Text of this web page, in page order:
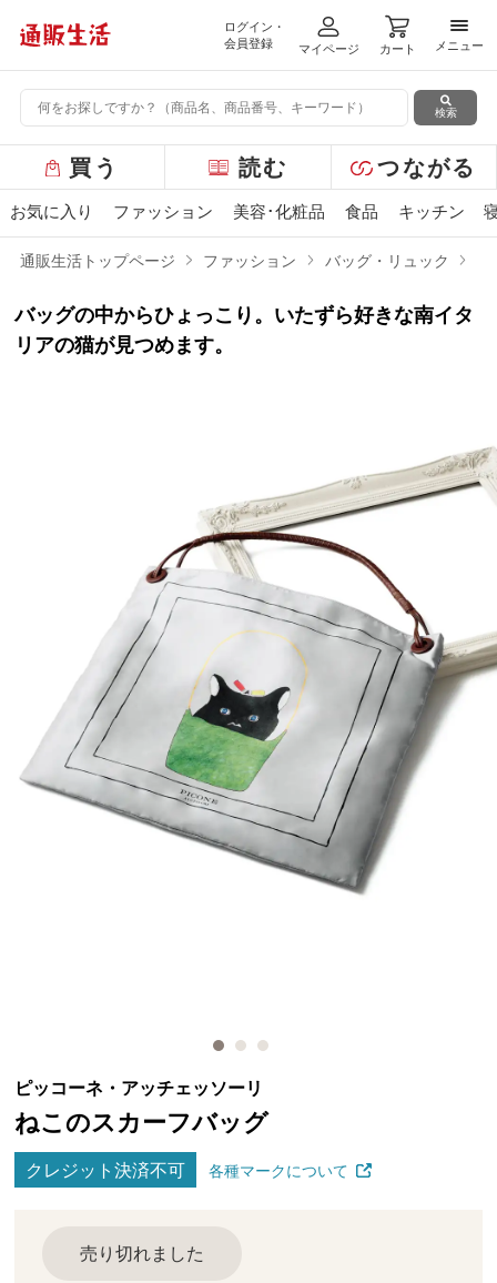
ログイン・
会員登録
マイページ カート
メニ
メニュー
検索
ー
バ
ュ
買う 読む つながる
お気に入り ファッション 美容･化粧品 食品 キッチン
通販生活トップページ ファッション バッグ・リュック
バッグの中からひょっこり。いたずら好きな南イタ
リアの猫が見つめます。
ピッコーネ・アッチェッソーリ
ねこのスカーフバッグ
クレジット決済不可 各種マークについて
売り切れました